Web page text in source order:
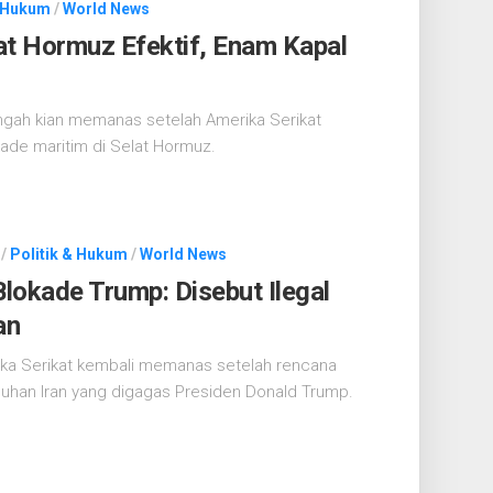
/World News
Hormuz Efektif, Enam Kapal
kian memanas setelah Amerika Serikat
maritim di Selat Hormuz.
Politik & Hukum /World News
Trump: Disebut Ilegal
Serikat kembali memanas setelah rencana
Iran yang digagas Presiden Donald Trump.